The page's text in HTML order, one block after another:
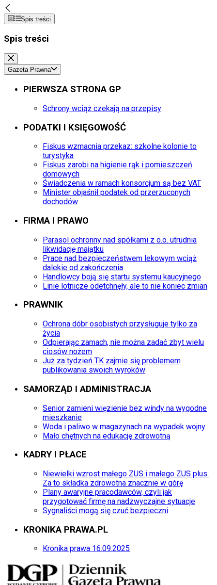
Spis treści
Spis treści
Gazeta Prawna
PIERWSZA STRONA GP
Schrony wciąż czekają na przepisy
PODATKI I KSIĘGOWOŚĆ
Fiskus wzmacnia przekaz: szkolne kolonie to
turystyka
Fiskus zarobi na higienie rąk i pomieszczeń
domowych
Świadczenia w ramach konsorcjum są bez VAT
Minister objaśnił podatek od przerzuconych
dochodów
FIRMA I PRAWO
Parasol ochronny nad spółkami z o.o. utrudnia
likwidację majątku
Prace nad bezpieczeństwem lekowym wciąż
dalekie od zakończenia
Handlowcy boją się startu systemu kaucyjnego
Linie lotnicze odetchnęły, ale to nie koniec zmian
PRAWNIK
Ochrona dóbr osobistych przysługuje tylko za
życia
Odpierając zamach, nie można zadać zbyt wielu
ciosów nożem
Już za tydzień TK zajmie się problemem
publikowania swoich wyroków
SAMORZĄD I ADMINISTRACJA
Senior zamieni więzienie bez windy na wygodne
mieszkanie
Woda i paliwo w magazynach na wypadek wojny
Mało chętnych na edukację zdrowotną
KADRY I PŁACE
Niewielki wzrost małego ZUS i małego ZUS plus.
Za to składka zdrowotna znacznie w górę
Plany awaryjne pracodawców, czyli jak
przygotować firmę na nadzwyczajne sytuacje
Sygnaliści mogą się czuć bezpieczni
KRONIKA PRAWA.PL
Kronika prawa 16.09.2025